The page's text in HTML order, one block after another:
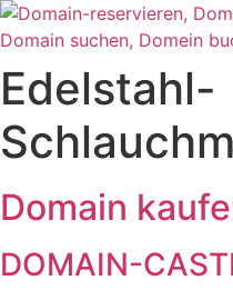
Zum
Inhalt
Edelstahl-
Domain
DOMAIN-